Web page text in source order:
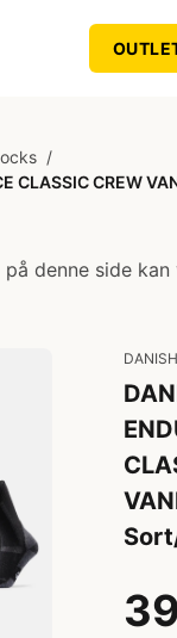
/
CLASSIC CREW
denne side